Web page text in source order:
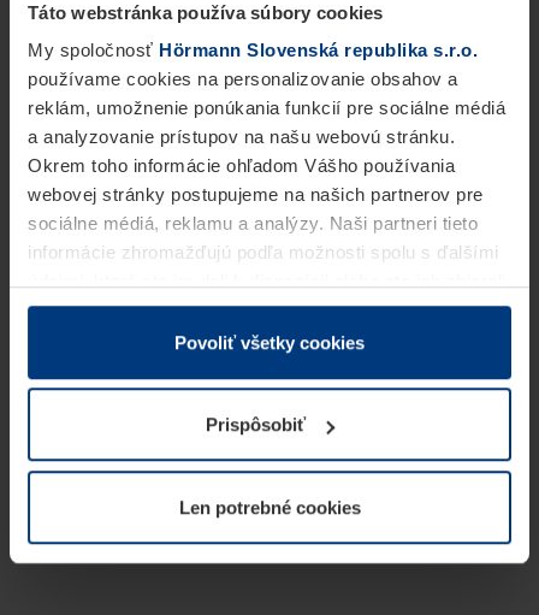
Táto webstránka používa súbory cookies
My spoločnosť Hörmann Slovenská republika s.r.o.
používame cookies na personalizovanie obsahov a
reklám, umožnenie ponúkania funkcií pre sociálne médiá
a analyzovanie prístupov na našu webovú stránku.
Okrem toho informácie ohľadom Vášho používania
webovej stránky postupujeme na našich partnerov pre
sociálne médiá, reklamu a analýzy. Naši partneri tieto
informácie zhromažďujú podľa možnosti spolu s ďalšími
v rámci Vášho využívania služieb.
Z právneho hľadiska môžeme cookies ukladať na Vašom
prevádzku tejto stránky. Pre všetky ostatné typy cookie
potrebujeme Vaše povolenie. Vaše povolenie môžete
kedykoľvek zmeniť alebo odvolať vo vysvetlení cookie
našej webovej stránky.
Povoliť všetky cookies
Prispôsobiť
Len potrebné cookies